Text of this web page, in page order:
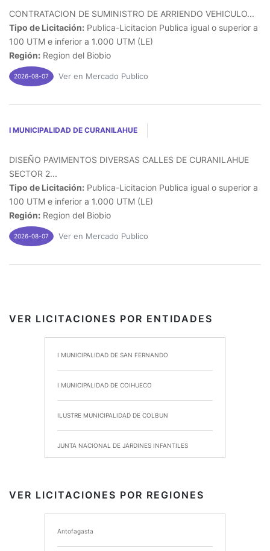
CONTRATACION DE SUMINISTRO DE ARRIENDO VEHICULO...
Tipo de Licitación: Publica-Licitacion Publica igual o superior a
100 UTM e inferior a 1.000 UTM (LE)
Región: Region del Biobio
2026-08-07 Ver en Mercado Publico
I MUNICIPALIDAD DE CURANILAHUE
DISEÑO PAVIMENTOS DIVERSAS CALLES DE CURANILAHUE
SECTOR 2...
Tipo de Licitación: Publica-Licitacion Publica igual o superior a
100 UTM e inferior a 1.000 UTM (LE)
Región: Region del Biobio
2026-08-07 Ver en Mercado Publico
VER LICITACIONES POR ENTIDADES
I MUNICIPALIDAD DE SAN FERNANDO
I MUNICIPALIDAD DE COIHUECO
ILUSTRE MUNICIPALIDAD DE COLBUN
JUNTA NACIONAL DE JARDINES INFANTILES
I MUNICIPALIDAD DE CHIMBARONGO
VER LICITACIONES POR REGIONES
Antofagasta